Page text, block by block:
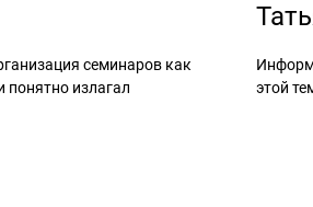
семинаров как
понятно излагал
этой